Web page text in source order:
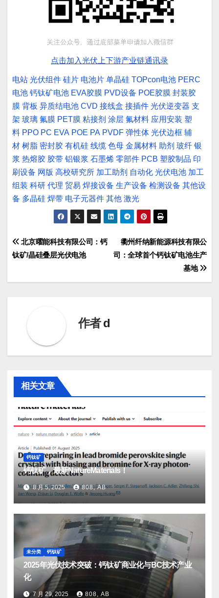
点击加入光伏上下游产业链通讯录
电站 光伏组件 硅片 电池片 单晶硅 TOPcon电池 PERC
电池 钙钛矿电池 EVA胶膜 PVD设备 POE胶膜 封装胶
膜 背板 异质结电池 CVD 接线盒 接插件 光伏逆变器 支
架 玻璃 氟膜 PET膜 粘接剂 涂层 氟材料 应用安装 塑
料 PPO PC EVA POE PA PVDF 弹性体 光伏边框 辅
材 树脂 密封胶 有机硅 线缆 色母 金属材料 助剂 玻纤 银
浆 热熔胶 胶带 铝银浆 石墨烯 零部件 PCB 塑胶制品 印
刷设备 网版 高校研究所 加工助剂 自动化 光伏电池 加工
组装 科研 代理 贸易 焊接设备 生产设备 检测设备 其他设
备 多晶硅 焊带 电子元器件 其他 激光
文
章
导
衢州纤纳新能源科技有限公
司：全球首个钙钛矿电池生产
基地
北京曜能科技有限公司：钙
钛矿/晶硅叠层光伏电池
作者d
相关文章
钙钛矿
钙钛矿，最新NatureMaterials！
8 月 5, 2025 808, AB
未分类 钙钛矿
2025年光伏技术突破：钙钛矿商业化与BC技术产业
化
7 月 29, 2025 808, AB